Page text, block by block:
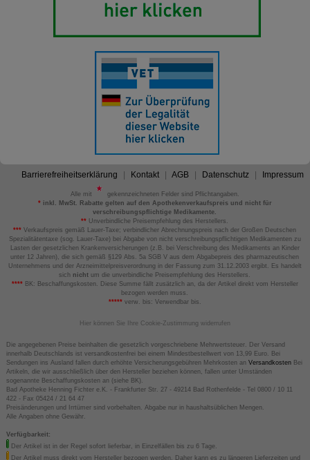
Barrierefreiheitserklärung Kontakt AGB Datenschutz Impressum
Alle mit
gekennzeichneten Felder sind Pflichtangaben.
*inkl. MwSt. Rabatte gelten auf den Apothekenverkaufspreis und nicht für
verschreibungspflichtige Medikamente.
** Unverbindliche Preisempfehlung des Herstellers.
*** Verkaufspreis gemäß Lauer-Taxe; verbindlicher Abrechnungspreis nach der Großen Deutschen
Spezialitätentaxe (sog. Lauer-Taxe) bei Abgabe von nicht verschreibungspflichtigen Medikamenten zu
Lasten der gesetzlichen Krankenversicherungen (z.B. bei Verschreibung des Medikaments an Kinder
unter 12 Jahren), die sich gemäß §129 Abs. 5a SGB V aus dem Abgabepreis des pharmazeutischen
Unternehmens und der Arzneimittelpreisverordnung in der Fassung zum 31.12.2003 ergibt. Es handelt
sich nicht um die unverbindliche Preisempfehlung des Herstellers.
****BK: Beschaffungskosten. Diese Summe fällt zusätzlich an, da der Artikel direkt vom Hersteller
bezogen werden muss.
*****verw. bis: Verwendbar bis.
Hier können Sie Ihre Cookie-Zustimmung widerrufen
Die angegebenen Preise beinhalten die gesetzlich vorgeschriebene Mehrwertsteuer. Der Versand
innerhalb Deutschlands ist versandkostenfrei bei einem Mindestbestellwert von 13,99 Euro. Bei
Sendungen ins Ausland fallen durch erhöhte Versicherungsgebühren Mehrkosten an VersandkostenBei
Artikeln, die wir ausschließlich über den Hersteller beziehen können, fallen unter Umständen
sogenannte Beschaffungskosten an (siehe BK).
Bad Apotheke Henning Fichter e.K. - Frankfurter Str. 27 - 49214 Bad Rothenfelde - Tel 0800 / 10 11
422 - Fax 05424 / 21 64 47
Preisänderungen und Irrtümer sind vorbehalten. Abgabe nur in haushaltsüblichen Mengen.
Alle Angaben ohne Gewähr.
Verfügbarkeit:
Der Artikel ist in der Regel sofort lieferbar, in Einzelfällen bis zu 6 Tage.
Der Artikel muss direkt vom Hersteller bezogen werden. Daher kann es zu längeren Lieferzeiten und